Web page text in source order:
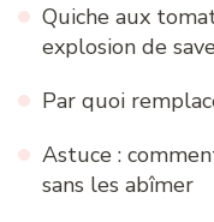
Quiche aux
explosion de
Par quoi
Astuce :
sans les abîmer